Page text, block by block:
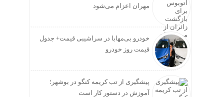
مهران اعزام می‌شود
خودرو بی‌مهابا در سراشیبی قیمت+ جدول
قیمت روز خودرو
پیشگیری از تب کریمه کنگو در بوشهر؛
آموزش در دستور کار است